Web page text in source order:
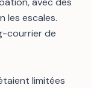
les escales.
courrier de
limitées